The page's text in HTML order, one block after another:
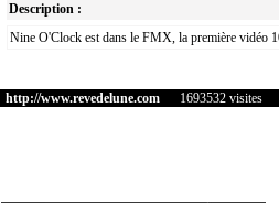
Description :
Nine O'Clock est dans le FMX, la première vidéo
http://www.revedelune.com 1693532 visites